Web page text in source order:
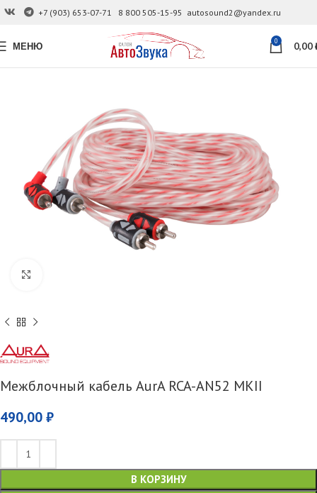
+7 (903) 653-07-71 8 800 505-15-95 autosound2@yandex.ru
МЕНЮ 0 0,00
Межблочный кабель AurA RCA-AN52 MKII
490,00 ₽
В КОРЗИНУ